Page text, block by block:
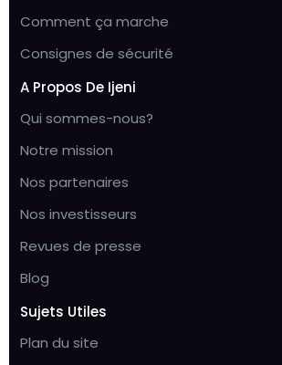
Comment ça marche
Consignes de sécurité
A Propos De Ijeni
Qui sommes-nous?
Notre mission
Nos partenaires
Nos investisseurs
Revues de presse
Blog
Sujets Utiles
Plan du site